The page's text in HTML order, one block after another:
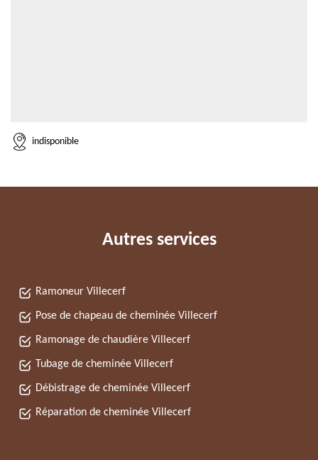
indisponible
Autres services
Ramoneur Villecerf
Pose de chapeau de cheminée Villecerf
Ramonage de chaudière Villecerf
Tubage de cheminée Villecerf
Débistrage de cheminée Villecerf
Réparation de cheminée Villecerf